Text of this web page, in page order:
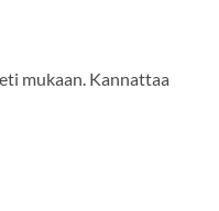
mukaan. Kannattaa